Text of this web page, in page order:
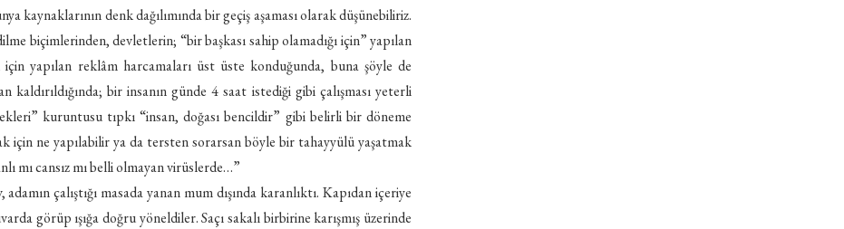
kaynaklarının denk dağılımında bir geçiş aşaması olarak düşünebiliriz.
biçimlerinden, devletlerin; “bir başkası sahip olamadığı için” yapılan
yapılan reklâm harcamaları üst üste konduğunda, buna şöyle de
bir insanın günde 4 saat istediği gibi çalışması yeterli
kuruntusu tıpkı “insan, doğası bencildir” gibi belirli bir döneme
için ne yapılabilir ya da tersten sorarsan böyle bir tahayyülü yaşatmak
mı cansız mı belli olmayan virüslerde…”
çalıştığı masada yanan mum dışında karanlıktı. Kapıdan içeriye
görüp ışığa doğru yöneldiler. Saçı sakalı birbirine karışmış üzerinde